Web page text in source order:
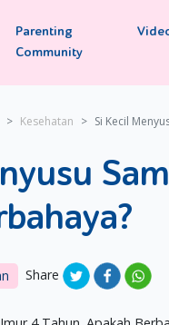
Parenting
Community
Kesehatan Si Kecil
Share